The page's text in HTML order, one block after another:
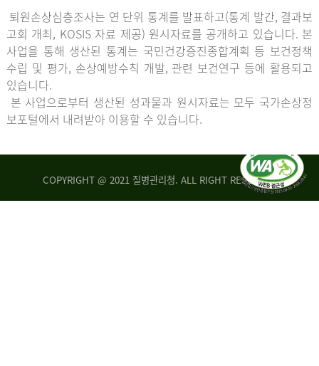
퇴원손상심층조사는 연 단위 통계를 발표하고(통계 발간, 결과보
고회 개최, KOSIS 자료 제공) 원시자료를 공개하고 있습니다. 본
사업을 통해 생산된 통계는 국민건강증진종합계획 등 보건정책
수립 및 평가, 손상예방수칙 개발, 관련 보건연구 등에 활용되고
있습니다.
본 사업으로부터 생산된 성과물과 원시자료는 모두 국가손상정
보포털에서 내려받아 이용할 수 있습니다.
COPYRIGHT @ 2021 질병관리청. ALL RIGHT RESERVED